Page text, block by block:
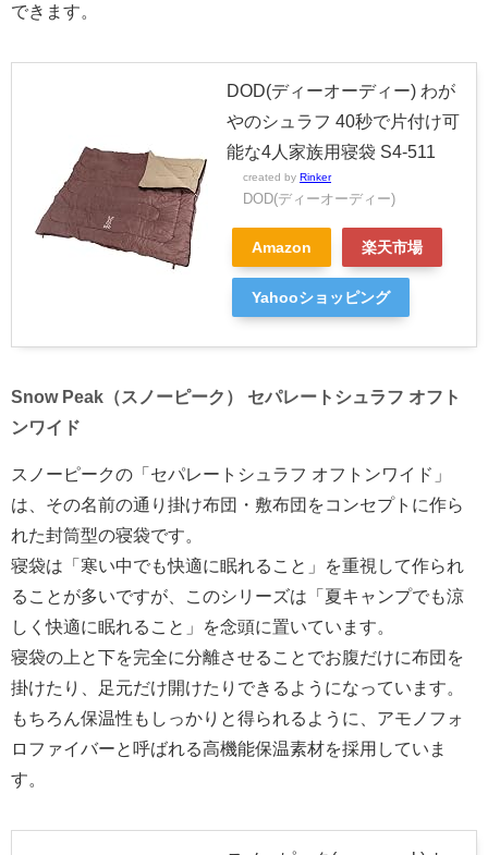
できます。
DOD(ディーオーディー) わが
やのシュラフ 40秒で片付け可
能な4人家族用寝袋 S4-511
created by Rinker
DOD(ディーオーディー)
Amazon 楽天市場
Yahooショッピング
Snow Peak（スノーピーク） セパレートシュラフ オフト
ンワイド
スノーピークの「セパレートシュラフ オフトンワイド」
は、その名前の通り掛け布団・敷布団をコンセプトに作ら
れた封筒型の寝袋です。
寝袋は「寒い中でも快適に眠れること」を重視して作られ
ることが多いですが、このシリーズは「夏キャンプでも涼
しく快適に眠れること」を念頭に置いています。
寝袋の上と下を完全に分離させることでお腹だけに布団を
掛けたり、足元だけ開けたりできるようになっています。
もちろん保温性もしっかりと得られるように、アモノフォ
ロファイバーと呼ばれる高機能保温素材を採用していま
す。